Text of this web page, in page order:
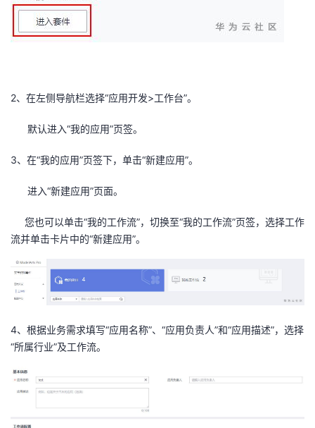
2、在左侧导航栏选择“应用开发>工作台”。
默认进入“我的应用”页签。
3、在“我的应用”页签下，单击“新建应用”。
进入“新建应用”页面。
您也可以单击“我的工作流”，切换至“我的工作流”页签，选择工作
流并单击卡片中的“新建应用”。
4、根据业务需求填写“应用名称”、“应用负责人”和“应用描述”，选择
“所属行业”及工作流。